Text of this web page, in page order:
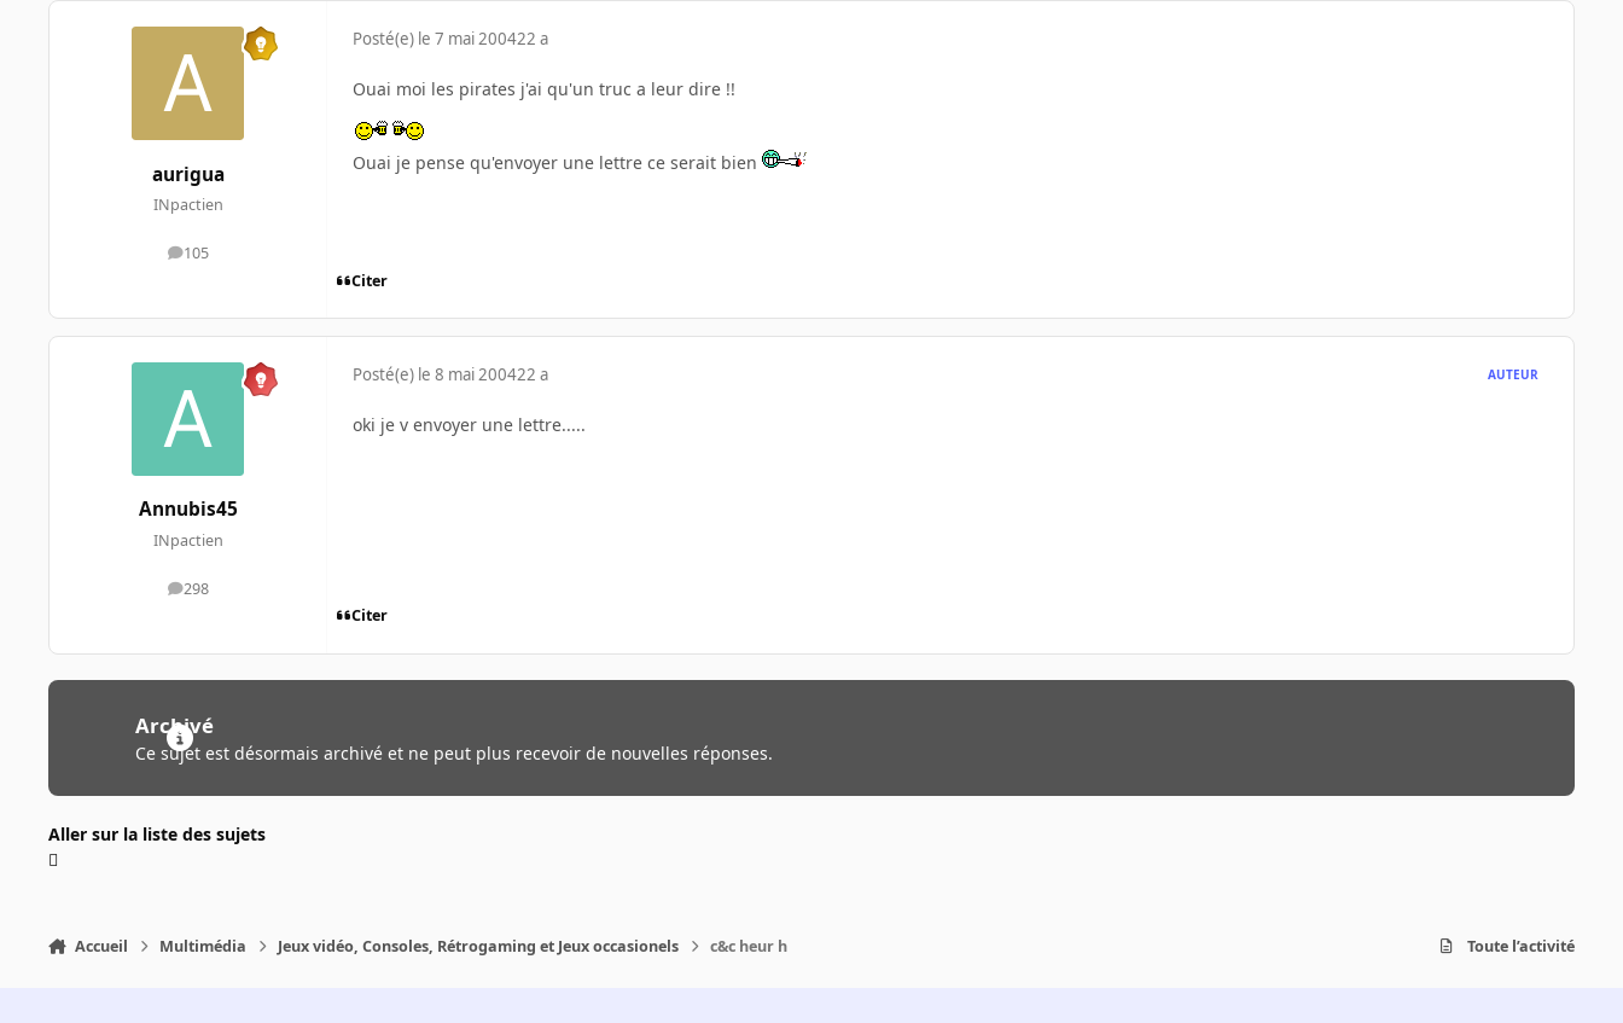
aurigua
INpactien
105
messages
Posté(e) le 7 mai 200422 a
Ouai moi les pirates j'ai qu'un truc a leur dire !!
Ouai je pense qu'envoyer une lettre ce serait bien
Citer
Annubis45
INpactien
298
messages
Posté(e) le 8 mai 200422 a AUTEUR
oki je v envoyer une lettre.....
Citer
Archivé
Ce sujet est désormais archivé et ne peut plus recevoir de nouvelles réponses.
Aller sur la liste des sujets
Accueil Multimédia Jeux vidéo, Consoles, Rétrogaming et Jeux occasionels c&c heur h Toute l’activité